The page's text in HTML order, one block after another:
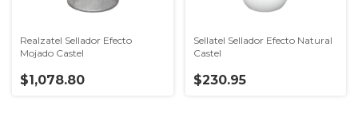
Realzatel Sellador Efecto
Mojado Castel
$1,078.80
Sellatel Sellador Efecto Natural
Castel
$230.95